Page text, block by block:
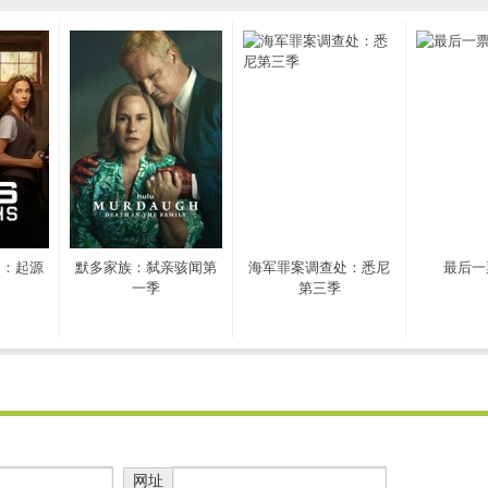
起源
默多家族：弑亲骇闻第
一季
海军罪案调查处：悉尼
第三季
最后
网址